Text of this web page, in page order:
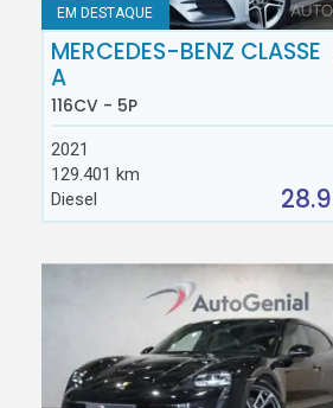
EM DESTAQUE
MERCEDES-BENZ CLASSE
A
116CV - 5P
2021
129.401 km
Diesel